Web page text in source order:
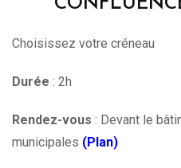
Choisissez votre créneau
Durée : 2h
Rendez-vous : Devant le
municipales (Plan)